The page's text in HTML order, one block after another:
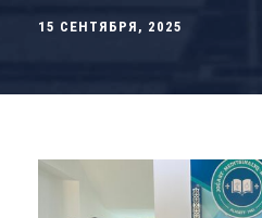
15 СЕНТЯБРЯ, 2025